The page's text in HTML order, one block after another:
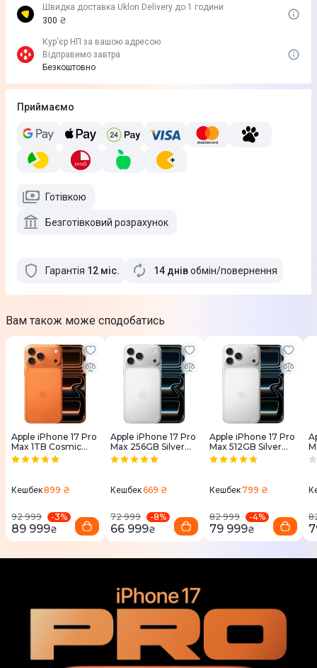
Швидка доставка Uklon Delivery до 1 години
300 ₴
Кур'єр НП за вашою адресою
Відправимо завтра
Безкоштовно
Приймаємо
Готівкою
Безготівковий розрахунок
Гарантія 12 міс. 14 днівобмін/повернення
Вам також може сподобатись
Apple iPhone 17 Pro
Max 1TB Cosmic
Orange (MFYW)
Кешбек899 ₴
92 999 -3%
89 999₴
Apple iPhone 17 Pro
Max 256GB Silver
(MFYM4)
Кешбек669 ₴
72 999 -8%
66 999₴
Apple iPhone 17 Pro
Max 512GB Silver
(MFYQ4)
Кешбек799 ₴
82 999 -4%
79 999₴